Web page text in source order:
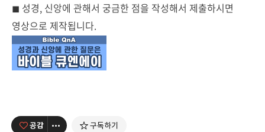
◼ 성경, 신앙에 관해서 궁금한 점을 작성해서 제출하시면
영상으로 제작됩니다.
공감 구독하기